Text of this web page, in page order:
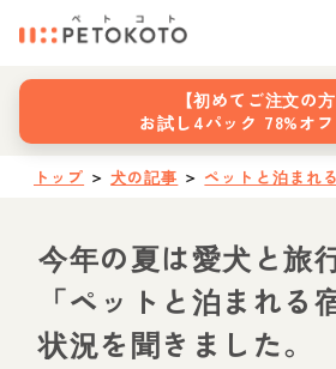
【初めてご注文の方
お試し4パック 78%オ
トップ ＞ 犬の記事 ＞ ペットと泊まれ
今年の夏は愛犬と旅
「ペットと泊まれる
状況を聞きました。